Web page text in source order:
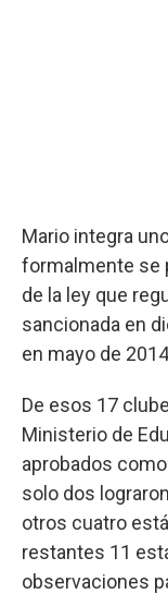
Mario integra
formalmente se
de la ley que
sancionada en
en mayo de
De esos 17
Ministerio de
aprobados
solo dos
otros cuatro
restantes 11
observaciones